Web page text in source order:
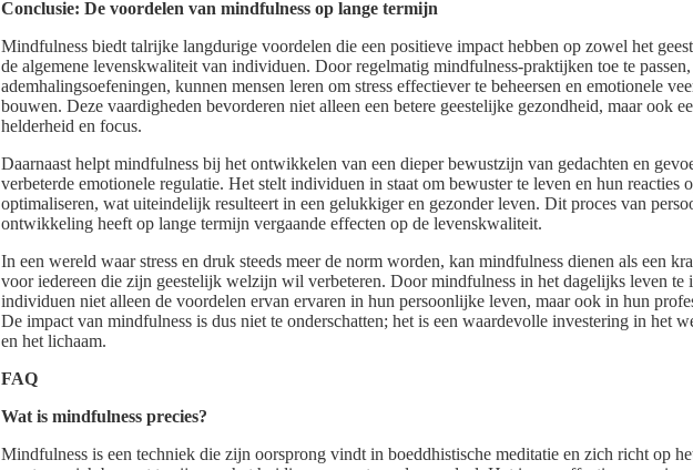
Conclusie: De voordelen van mindfulness op lange termijn
Mindfulness biedt talrijke langdurige voordelen die een positieve impact hebben op zowel het
de algemene levenskwaliteit van individuen. Door regelmatig mindfulness-praktijken toe te
ademhalingsoefeningen, kunnen mensen leren om stress effectiever te beheersen en emotionele
bouwen. Deze vaardigheden bevorderen niet alleen een betere geestelijke gezondheid, maar ook
helderheid en focus.
Daarnaast helpt mindfulness bij het ontwikkelen van een dieper bewustzijn van gedachten en
verbeterde emotionele regulatie. Het stelt individuen in staat om bewuster te leven en hun reacties
optimaliseren, wat uiteindelijk resulteert in een gelukkiger en gezonder leven. Dit proces van
ontwikkeling heeft op lange termijn vergaande effecten op de levenskwaliteit.
In een wereld waar stress en druk steeds meer de norm worden, kan mindfulness dienen als een
voor iedereen die zijn geestelijk welzijn wil verbeteren. Door mindfulness in het dagelijks leven te
individuen niet alleen de voordelen ervan ervaren in hun persoonlijke leven, maar ook in hun
De impact van mindfulness is dus niet te onderschatten; het is een waardevolle investering in het
en het lichaam.
FAQ
Wat is mindfulness precies?
Mindfulness is een techniek die zijn oorsprong vindt in boeddhistische meditatie en zich richt op